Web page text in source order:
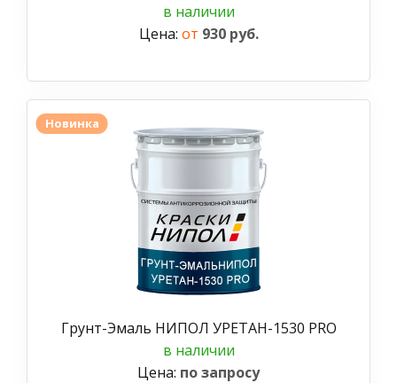
в наличии
Цена: от 930 руб.
Новинка
Грунт-Эмаль НИПОЛ УРЕТАН-1530 PRO
в наличии
Цена: по запросу